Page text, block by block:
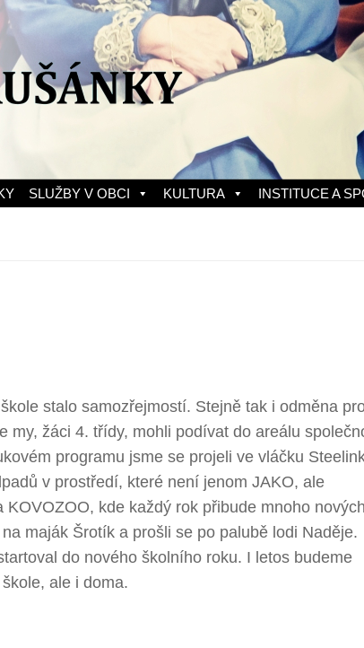
SLUŽBY V OBCI KULTURA INSTITUCE A
stalo samozřejmostí. Stejně tak i odměna
my, žáci 4. třídy, mohli podívat do areálu
programu jsme se projeli ve vláčku
v prostředí, které není jenom JAKO, ale
kde každý rok přibude mnoho nových
maják Šrotík a prošli se po palubě lodi Naděje.
do nového školního roku. I letos budeme
ale i doma.